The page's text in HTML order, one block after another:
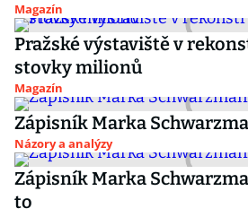
Magazín
Pražské výstaviště v
stovky milionů
Magazín
Zápisník Marka
Názory a analýzy
Zápisník Marka
to